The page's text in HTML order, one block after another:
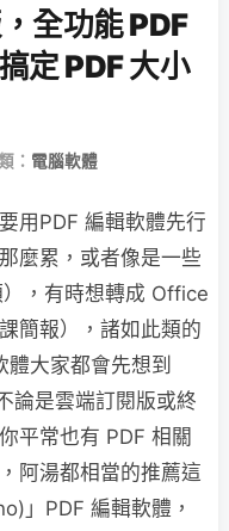
全功能 PDF
定 PDF 大小
： 電腦軟體
用PDF 編輯軟體先行
麼累，或者像是一些
，有時想轉成 Office
簡報），諸如此類的
大家都會先想到
論是雲端訂閱版或終
平常也有 PDF 相關
阿湯都相當的推薦這
」PDF 編輯軟體，